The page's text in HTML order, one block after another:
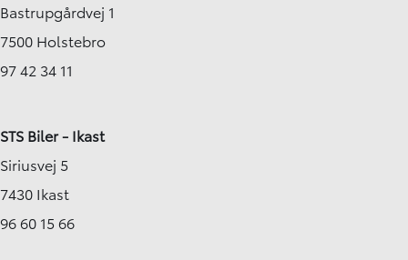
Bastrupgårdvej 1
7500 Holstebro
97 42 34 11
STS Biler - Ikast
Siriusvej 5
7430 Ikast
96 60 15 66